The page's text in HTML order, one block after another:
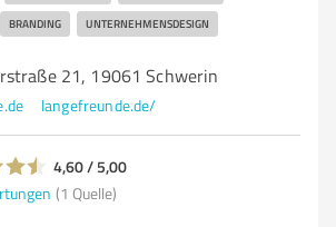
BRANDING UNTERNEHMENSDESIGN
21, 19061 Schwerin
langefreunde.de/
4,60 / 5,00
(1 Quelle)